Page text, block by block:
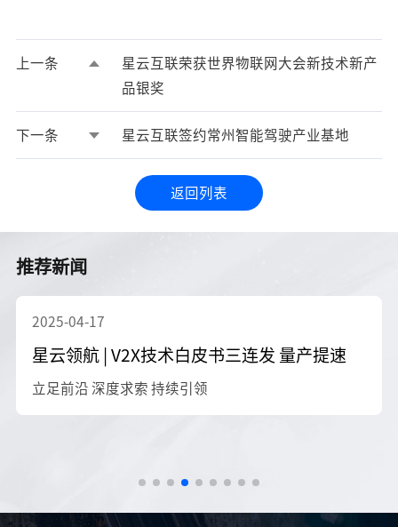
上一条
星云互联荣获世界物联网大会新技术新产
品银奖
下一条 星云互联签约常州智能驾驶产业基地
返回列表
推荐新闻
2025-02-18
星云互联云控基础平台接入DeepSeek 全局
协同能力进化
DeepSeek，车路云一体化规模化加速器